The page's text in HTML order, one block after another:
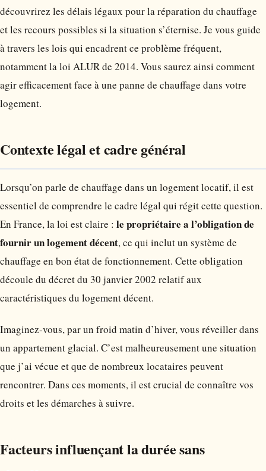
découvrirez les délais légaux pour la réparation du chauffage
et les recours possibles si la situation s’éternise. Je vous guide
à travers les lois qui encadrent ce problème fréquent,
notamment la loi ALUR de 2014. Vous saurez ainsi comment
agir efficacement face à une panne de chauffage dans votre
logement.
Contexte légal et cadre général
Lorsqu’on parle de chauffage dans un logement locatif, il est
essentiel de comprendre le cadre légal qui régit cette question.
En France, la loi est claire : le propriétaire a l’obligation de
fournir un logement décent, ce qui inclut un système de
chauffage en bon état de fonctionnement. Cette obligation
découle du décret du 30 janvier 2002 relatif aux
caractéristiques du logement décent.
Imaginez-vous, par un froid matin d’hiver, vous réveiller dans
un appartement glacial. C’est malheureusement une situation
que j’ai vécue et que de nombreux locataires peuvent
rencontrer. Dans ces moments, il est crucial de connaître vos
droits et les démarches à suivre.
Facteurs influençant la durée sans